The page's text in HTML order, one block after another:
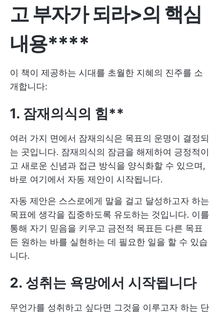
고 부자가 되라>의 핵심
내용****
이 책이 제공하는 시대를 초월한 지혜의 진주를 소
개합니다:
1. 잠재의식의 힘**
여러 가지 면에서 잠재의식은 목표의 운명이 결정되
는 곳입니다. 잠재의식의 잠금을 해제하여 긍정적이
고 새로운 신념과 접근 방식을 양식화할 수 있으며,
바로 여기에서 자동 제안이 시작됩니다.
자동 제안은 스스로에게 말을 걸고 달성하고자 하는
목표에 생각을 집중하도록 유도하는 것입니다. 이를
통해 자기 믿음을 키우고 금전적 목표든 다른 목표
든 원하는 바를 실현하는 데 필요한 일을 할 수 있습
니다.
2. 성취는 욕망에서 시작됩니다
무언가를 성취하고 싶다면 그것을 이루고자 하는 단